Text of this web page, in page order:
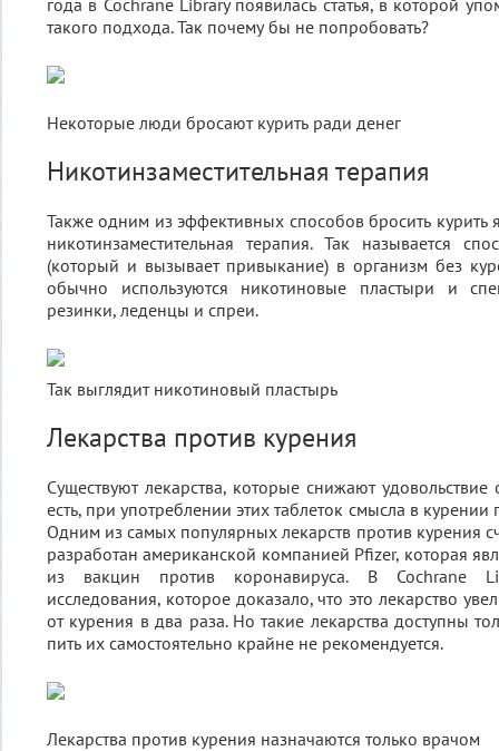
года в Cochrane Library появилась статья, в которой
такого подхода. Так почему бы не попробовать?
Некоторые люди бросают курить ради денег
Никотинзаместительная терапия
Также одним из эффективных способов бросить курить
никотинзаместительная терапия. Так называется
(который и вызывает привыкание) в организм без
обычно используются никотиновые пластыри и
резинки, леденцы и спреи.
Так выглядит никотиновый пластырь
Лекарства против курения
Существуют лекарства, которые снижают удовольствие
есть, при употреблении этих таблеток смысла в курении
Одним из самых популярных лекарств против курения
разработан американской компанией Pfizer, которая
из вакцин против коронавируса. В Cochrane
исследования, которое доказало, что это лекарство
от курения в два раза. Но такие лекарства доступны
пить их самостоятельно крайне не рекомендуется.
Лекарства против курения назначаются только врачом